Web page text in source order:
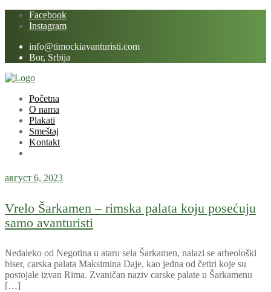
Skip
Facebook
Instagram
info@timockiavanturisti.com
Bor, Srbija
Početna
O nama
Plakati
Smeštaj
Kontakt
август 6, 2023
Vrelo Šarkamen – rimska palata koju posećuju
samo avanturisti
Nedaleko od Negotina u ataru sela Šarkamen, nalazi se arheološki
biser, carska palata Maksimina Daje, kao jedna od četiri koje su
postojale izvan Rima. Zvaničan naziv carske palate u Šarkamenu
[…]